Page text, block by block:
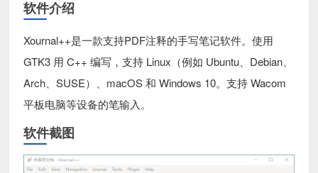
软件介绍
Xournal++是一款支持PDF注释的手写笔记软件。使用
GTK3 用 C++ 编写，支持 Linux（例如 Ubuntu、Debian、
Arch、SUSE）、macOS 和 Windows 10。支持 Wacom
平板电脑等设备的笔输入。
软件截图